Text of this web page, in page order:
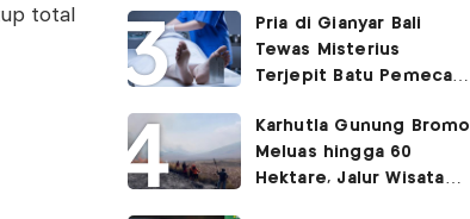
total
Rocuronium
Pria di Gianyar Bali
Tewas Misterius
Terjepit Batu Pemecah
Karhutla Gunung Bromo
Meluas hingga 60
Hektare, Jalur Wisata